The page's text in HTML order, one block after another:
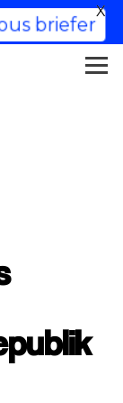
briefer
X